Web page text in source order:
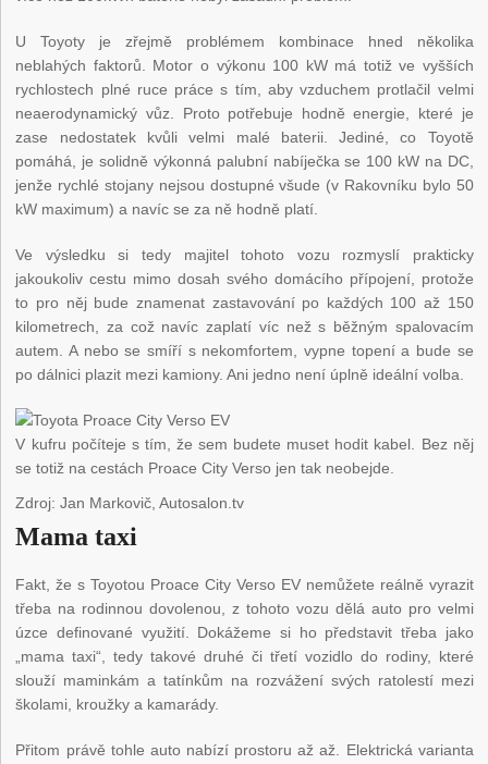
U Toyoty je zřejmě problémem kombinace hned několika
neblahých faktorů. Motor o výkonu 100 kW má totiž ve vyšších
rychlostech plné ruce práce s tím, aby vzduchem protlačil velmi
neaerodynamický vůz. Proto potřebuje hodně energie, které je
zase nedostatek kvůli velmi malé baterii. Jediné, co Toyotě
pomáhá, je solidně výkonná palubní nabíječka se 100 kW na DC,
jenže rychlé stojany nejsou dostupné všude (v Rakovníku bylo 50
kW maximum) a navíc se za ně hodně platí.
Ve výsledku si tedy majitel tohoto vozu rozmyslí prakticky
jakoukoliv cestu mimo dosah svého domácího přípojení, protože
to pro něj bude znamenat zastavování po každých 100 až 150
kilometrech, za což navíc zaplatí víc než s běžným spalovacím
autem. A nebo se smíří s nekomfortem, vypne topení a bude se
po dálnici plazit mezi kamiony. Ani jedno není úplně ideální volba.
V kufru počíteje s tím, že sem budete muset hodit kabel. Bez něj
se totiž na cestách Proace City Verso jen tak neobejde.
Zdroj: Jan Markovič, Autosalon.tv
Mama taxi
Fakt, že s Toyotou Proace City Verso EV nemůžete reálně vyrazit
třeba na rodinnou dovolenou, z tohoto vozu dělá auto pro velmi
úzce definované využití. Dokážeme si ho představit třeba jako
„mama taxi“, tedy takové druhé či třetí vozidlo do rodiny, které
slouží maminkám a tatínkům na rozvážení svých ratolestí mezi
školami, kroužky a kamarády.
Přitom právě tohle auto nabízí prostoru až až. Elektrická varianta